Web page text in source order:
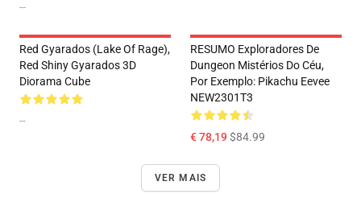
--
Red Gyarados (Lake Of Rage),
Red Shiny Gyarados 3D
Diorama Cube
--
RESUMO Exploradores De
Dungeon Mistérios Do Céu,
Por Exemplo: Pikachu Eevee
NEW2301T3
€ 78,19$84.99
VER MAIS